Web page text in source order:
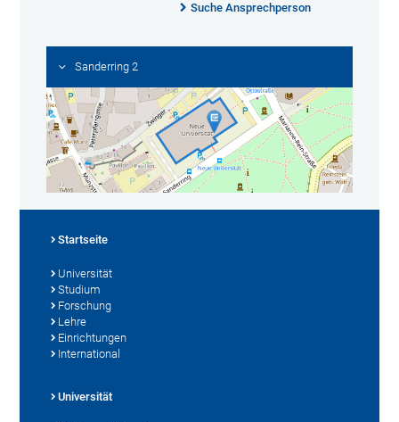
Suche Ansprechperson
Sanderring 2
Startseite
Universität
Studium
Forschung
Lehre
Einrichtungen
International
Universität